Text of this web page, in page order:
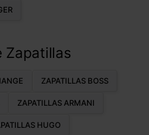
Zapatillas
ZAPATILLAS BOSS
ZAPATILLAS ARMANI
HUGO